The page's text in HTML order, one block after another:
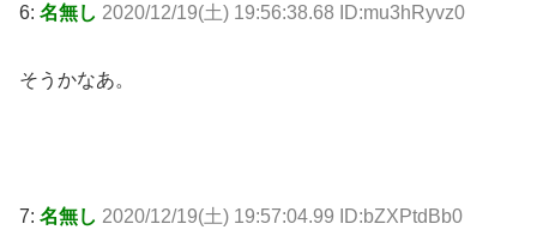
6: 名無し 2020/12/19(土) 19:56:38.68 ID:mu3hRyvz0
そうかなあ。
7: 名無し 2020/12/19(土) 19:57:04.99 ID:bZXPtdBb0